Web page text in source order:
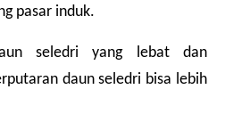
pasar induk.
seledri yang lebat dan
daun seledri bisa lebih